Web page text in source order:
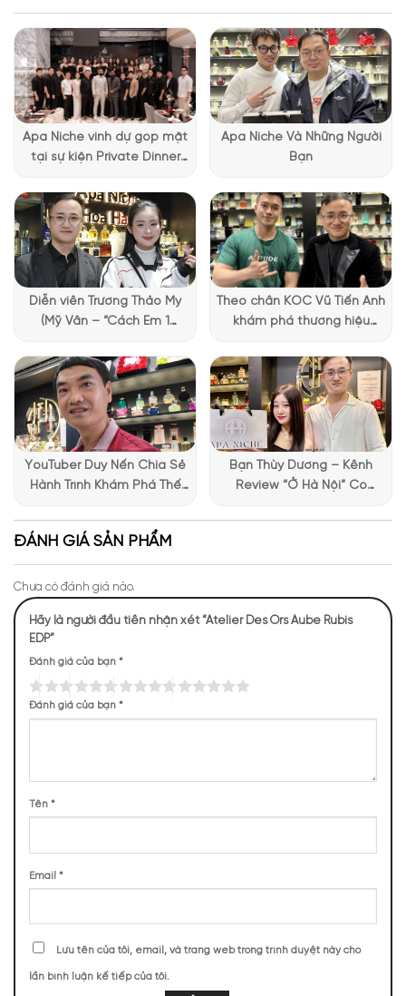
Thiết kế của Aube Rubis Atelier Des Ors
Atelier Aube Rubis gây ấn tượng với thân chai trong suốt,
chạm khắc họa tiết tỏa sáng như ánh bình minh. Chất lỏng
bên trong, tạo cảm giác sang trọng và tinh xảo. Nắp đen đơn
giản nhưng chắc tay, tổng thể mang lại cảm giác như đang
cầm một món trang sức thủ công thực thụ.
Mùi hương của Atelier Aube Rubis
NHỮNG NOTE HƯƠNG THEO CẢM NHẬN
68 (8,64%) 61 (7,75%) 57 (7,24%) 44 (5,59%)
TOP NOTES
Đen
Apa Niche vinh dự góp mặt
tại sự kiện Private Dinner
Vietnam
Apa Niche Và Những Người
Bạn
Diễn viên Trương Thảo My
(Mỹ Vân – “Cách Em 1
chia sẻ trải nghiệm chọn
nước hoa đầy thú vị
Theo chân KOC Vũ Tiến Anh
khám phá thương hiệu
YouTuber Duy Nến Chia Sẻ
Hành Trình Khám Phá Thế
Bạn Thùy Dương – Kênh
Review “Ở Hà Nội” Có
ĐÁNH GIÁ SẢN PHẨM
Chưa có đánh giá nào.
Hãy là người đầu tiên nhận xét “Atelier Des Ors Aube Rubis
EDP”
Đánh giá của bạn *
Đánh giá của bạn *
Tên *
Email *
Lưu tên của tôi, email, và trang web trong trình duyệt này cho
lần bình luận kế tiếp của tôi.